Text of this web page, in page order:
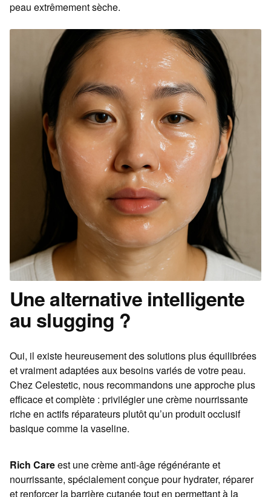
peau extrêmement sèche.
Une alternative intelligente
au slugging ?
Oui, il existe heureusement des solutions plus équilibrées
et vraiment adaptées aux besoins variés de votre peau.
Chez Celestetic, nous recommandons une approche plus
efficace et complète : privilégier une crème nourrissante
riche en actifs réparateurs plutôt qu’un produit occlusif
basique comme la vaseline.
Rich Careest une crème anti-âge régénérante et
nourrissante, spécialement conçue pour hydrater, réparer
et renforcer la barrière cutanée tout en permettant à la